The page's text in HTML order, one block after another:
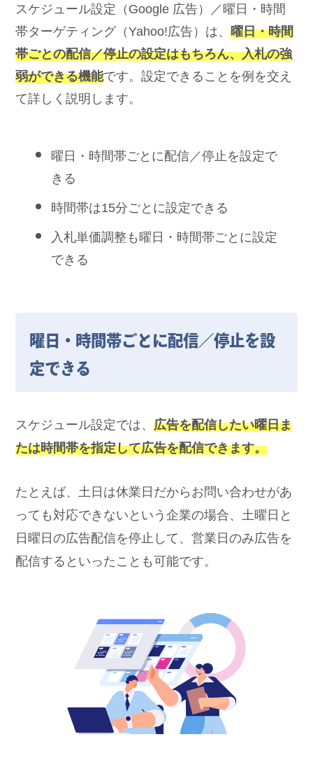
スケジュール設定（Google 広告）／曜日・時間
帯ターゲティング（Yahoo!広告）は、曜日・時間
帯ごとの配信／停止の設定はもちろん、入札の強
弱ができる機能です。設定できることを例を交え
て詳しく説明します。
曜日・時間帯ごとに配信／停止を設定で
きる
時間帯は15分ごとに設定できる
入札単価調整も曜日・時間帯ごとに設定
できる
曜日・時間帯ごとに配信／停止を設
定できる
スケジュール設定では、広告を配信したい曜日ま
たは時間帯を指定して広告を配信できます。
たとえば、土日は休業日だからお問い合わせがあ
っても対応できないという企業の場合、土曜日と
日曜日の広告配信を停止して、営業日のみ広告を
配信するといったことも可能です。